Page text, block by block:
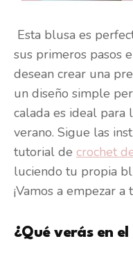
Esta blusa es
sus primeros pasos
desean crear una
un diseño simple
calada es ideal
verano. Sigue las
tutorial de crochet
luciendo tu propia
¡Vamos a empezar
¿Qué verás en